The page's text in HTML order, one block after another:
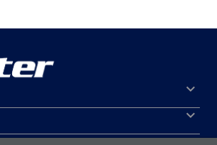
keyboard_arrow_down
keyboard_arrow_down